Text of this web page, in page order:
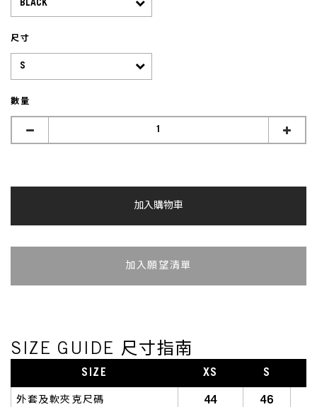
尺寸
數量
加入購物車
加入追蹤清單
SIZE GUIDE 尺寸指南
SIZE XS S
外套及軟夾克尺碼 44 46